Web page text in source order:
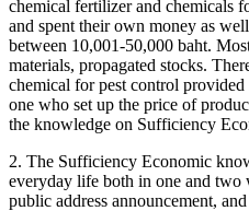
chemical fertilizer and chemicals
and spent their own money as
between 10,001-50,000 baht.
materials, propagated stocks.
chemical for pest control
one who set up the price of
the knowledge on Sufficiency
2. The Sufficiency Economic
everyday life both in one and two
public address announcement,